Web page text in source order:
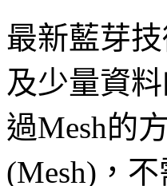
最新藍芽
及少量資
過Mesh的
(Mesh)，